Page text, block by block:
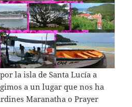
la isla de Santa Lucía a
a un lugar que nos ha
Maranatha o Prayer